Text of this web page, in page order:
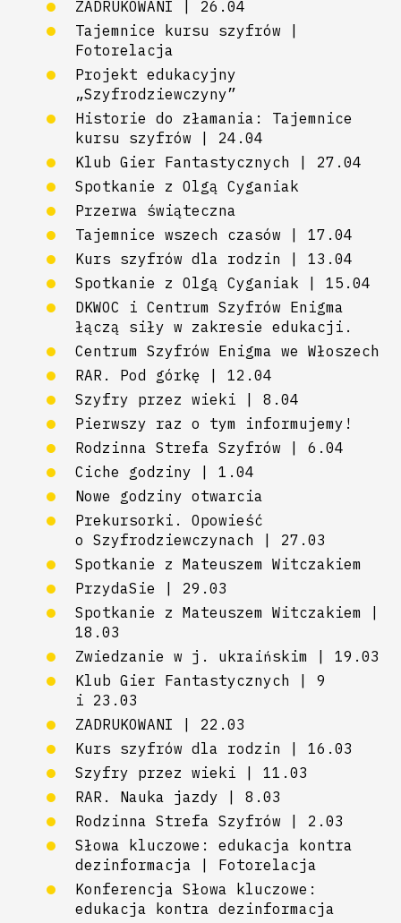
ZADRUKOWANI | 26.04
Tajemnice kursu szyfrów |
Fotorelacja
Projekt edukacyjny
„Szyfrodziewczyny”
Historie do złamania: Tajemnice
kursu szyfrów | 24.04
Klub Gier Fantastycznych | 27.04
Spotkanie z Olgą Cyganiak
Przerwa świąteczna
Tajemnice wszech czasów | 17.04
Kurs szyfrów dla rodzin | 13.04
Spotkanie z Olgą Cyganiak | 15.04
DKWOC i Centrum Szyfrów Enigma
łączą siły w zakresie edukacji.
Centrum Szyfrów Enigma we Włoszech
RAR. Pod górkę | 12.04
Szyfry przez wieki | 8.04
Pierwszy raz o tym informujemy!
Rodzinna Strefa Szyfrów | 6.04
Ciche godziny | 1.04
Nowe godziny otwarcia
Prekursorki. Opowieść
o Szyfrodziewczynach | 27.03
Spotkanie z Mateuszem Witczakiem
PrzydaSie | 29.03
Spotkanie z Mateuszem Witczakiem |
18.03
Zwiedzanie w j. ukraińskim | 19.03
Klub Gier Fantastycznych | 9
i 23.03
ZADRUKOWANI | 22.03
Kurs szyfrów dla rodzin | 16.03
Szyfry przez wieki | 11.03
RAR. Nauka jazdy | 8.03
Rodzinna Strefa Szyfrów | 2.03
Słowa kluczowe: edukacja kontra
dezinformacja | Fotorelacja
Konferencja Słowa kluczowe:
edukacja kontra dezinformacja